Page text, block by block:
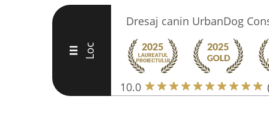
III Loc
Dresaj canin UrbanDog
10.0